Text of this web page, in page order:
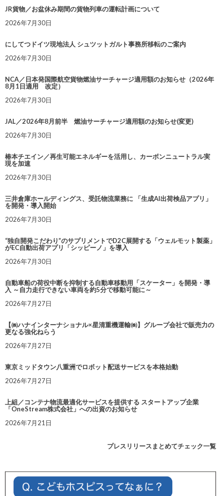
JR貨物／お盆休み期間の貨物列車の運転計画について
2026年7月30日
にしてつドイツ現地法人 シュツットガルト事務所移転のご案内
2026年7月30日
NCA／日本発国際航空貨物燃油サーチャージ適用額のお知らせ（2026年
8月1日適用 改定）
2026年7月30日
JAL／2026年8月前半 燃油サーチャージ適用額のお知らせ(変更)
2026年7月30日
椿本チエイン／再生可能エネルギーを活用し、カーボンニュートラル実
現を加速
2026年7月30日
三井倉庫ホールディングス、受託物流業務に 「生成AI出荷検品アプリ」
を開発・導入開始
2026年7月30日
“独自開発こだわり”のサプリメントでD2C展開する「ウェルモット製薬」
がEC自動出荷アプリ「シッピーノ」を導入
2026年7月30日
自動車船の荷役中断を抑制する自動車移動用「スケーター」を開発・導
入 ～自力走行できない車両を約5分で移動可能に～
2026年7月27日
【㈱ハナインターナショナル×星清重機運輸㈱】グループ会社で販売力の
更なる強化ねらう
2026年7月27日
東京ミッドタウン八重洲でロボット配送サービスを本格始動
2026年7月27日
上組／コンテナ物流最適化サービスを提供する スタートアップ企業
「OneStream株式会社」への出資のお知らせ
2026年7月21日
プレスリリースまとめてチェック一覧